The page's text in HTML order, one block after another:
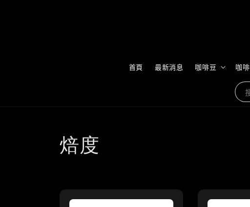
首頁 最新消息 咖啡豆 咖
焙度